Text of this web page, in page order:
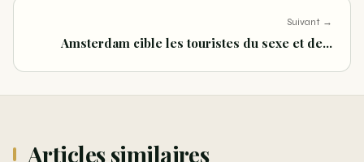
Suivant →
Amsterdam cible les touristes du sexe et de…
Articles similaires